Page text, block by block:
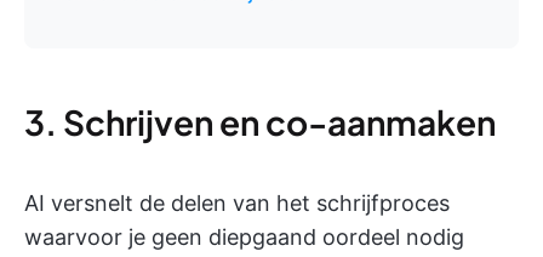
3. Schrijven en co-aanmaken
AI versnelt de delen van het schrijfproces
waarvoor je geen diepgaand oordeel nodig